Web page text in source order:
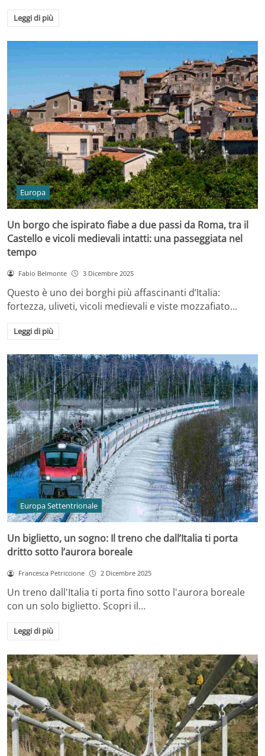
Leggi di più
Europa
Un borgo che ispirato fiabe a due passi da Roma, tra il
Castello e vicoli medievali intatti: una passeggiata nel
tempo
Fabio Belmonte 3 Dicembre 2025
Questo è uno dei borghi più affascinanti d’Italia:
fortezza, uliveti, vicoli medievali e viste mozzafiato…
Leggi di più
Europa Settentrionale
Un biglietto, un sogno: Il treno che dall’Italia ti porta
dritto sotto l’aurora boreale
Francesca Petriccione 2 Dicembre 2025
Un treno dall'Italia ti porta fino sotto l'aurora boreale
con un solo biglietto. Scopri il…
Leggi di più